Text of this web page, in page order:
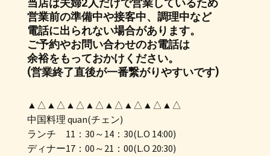
当店は夫婦2人だけで営業しているため
営業前の準備中や接客中、調理中など
電話に出られない場合があります。
ご予約やお問い合わせのお電話は
余裕をもっておかけください。
(営業終了直後が一番繋がりやすいです)
▲△▲△▲△▲△▲△▲△▲△▲△
中国料理 quan(チェン)
ランチ 11：30～14：30(L.O 14:00)
ディナー17：00～21：00(L.O 20:30)